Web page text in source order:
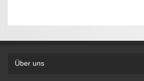
Über uns